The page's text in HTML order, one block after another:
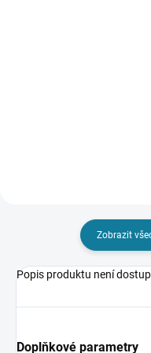
Zobrazit
Popis produktu není
Doplňkové parametry